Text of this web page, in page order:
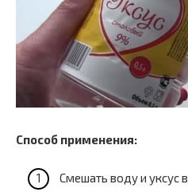
Способ применения:
Смешать воду и уксус